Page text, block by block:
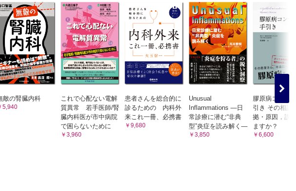
。特に夜間・休日の救急診療時に役立つ方法を教えてください～ER外来での高齢者編
しました。診断に有用なポイントを教えてください
のアプローチを診察・エコー所見とともに教えてください
すか？ テクニックを教えてください
ありますか
、大変難しく感じます。成人との相違点など教えてください
敵の腎臓内科
5,940
これで心配ない電解
質異常 若手医師/腎
臓内科医が市中病院
で困らないために
￥3,960
患者さんを総合的に
診るための 内科外
来これ一冊、必携書
￥9,680
Unusual
Inflammations ―日
常診療に潜む“非典
型”炎症を読み解く―
￥3,850
膠原病コンサ
引き その相談
拠・原因，説
ますか？
￥6,600